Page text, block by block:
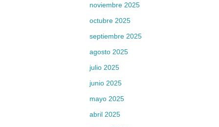
noviembre 2025
octubre 2025
septiembre 2025
agosto 2025
julio 2025
junio 2025
mayo 2025
abril 2025